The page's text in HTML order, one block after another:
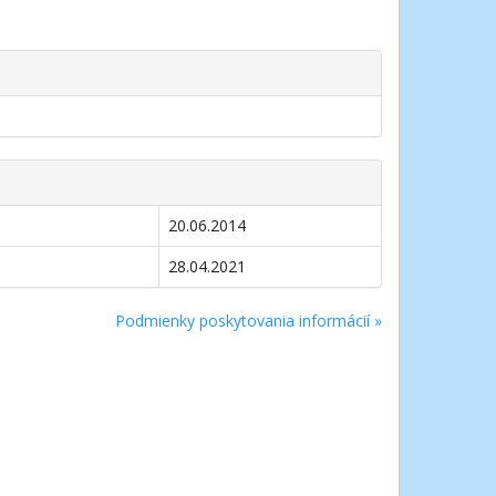
20.06.2014
28.04.2021
Podmienky poskytovania informácií »